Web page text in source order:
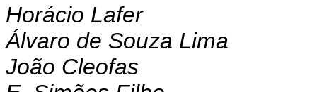
Horácio Lafer
Álvaro de Souza Lima
João Cleofas